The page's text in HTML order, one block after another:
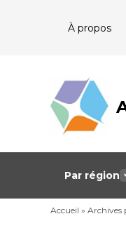
À propos
Par région
Accueil » Archives